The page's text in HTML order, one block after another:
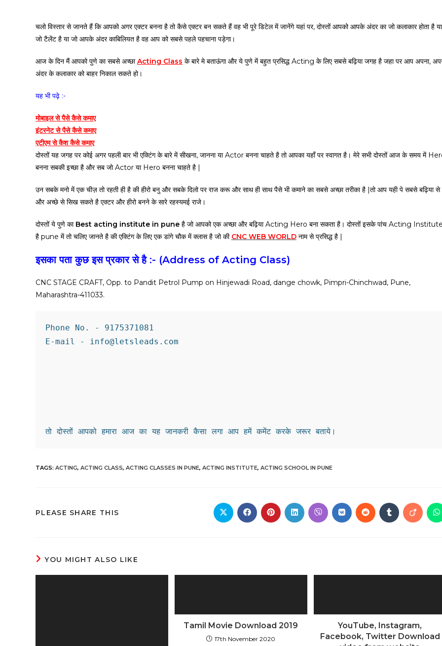
चलो विस्तार से जानते हैं कि आपको अगर एक्टर बनना है तो कैसे एक्टर बन सकते हैं वह भी पूरे डिटेल में जानेंगे यहां पर, दोस्तों आपको आपके अंदर का जो कलाकार होता है या
जो टैलेंट है या जो आपके अंदर काबिलियत है वह आप को सबसे पहले पहचाना पड़ेगा।
आज के दिन मैं आपको पुणे का सबसे अच्छाActing Class के बारे मे बताऊंगा और ये पुणे में बहुत प्रसिद्ध Acting के लिए सबसे बढ़िया जगह है जहा पर आप अपना,
अंदर के कलाकार को बाहर निकाल सकते हो।
यह भी पढ़े :-
मोबाइल से पैसे कैसे कमाए
इंटरनेट से पैसे कैसे कमाए
एटीएम से कैश कैसे कमाए
दोस्तों यह जगह पर कोई अगर पहली बार भी एक्टिंग के बारे में सीखना, जानना या Actor बनना चाहते है तो आपका यहाँ पर स्वागत है। मेरे सभी दोस्तों आज के समय में
बनना सबकी इच्छा है और सब जो Actor या Hero बनना चाहते है |
उन सबके मनो में एक चीज़ तो रहती ही है की हीरो बनु और सबके दिलो पर राज करू और साथ ही साथ पैसे भी कमाने का सबसे अच्छा तरीका है |तो आप यही पे सबसे बढ़िया से
और अच्छे से सिख सकते है एक्टर और हीरो बनने के सारे रहस्यमई राजे।
दोस्तों ये पुणे का Best acting institute in pune है जो आपको एक अच्छा और बढ़िया Acting Hero बना सकता है। दोस्तों इसके पांच Acting
है pune में तो चलिए जानते है की एक्टिंग के लिए एक डांगे चौक में क्लास है जो की CNC WEB WORLD नाम से प्रसिद्ध है |
इसका पता कुछ इस प्रकार से है :- (Address of Acting Class)
CNC STAGE CRAFT, Opp. to Pandit Petrol Pump on Hinjewadi Road, dange chowk, Pimpri-Chinchwad, Pune,
Maharashtra-411033.
Phone No. - 9175371081
E-mail - info@letsleads.com
तो दोस्तों आपको हमारा आज का यह जानकरी कैसा लगा आप हमें कमेंट करके जरूर बताये।
TAGS: ACTING, ACTING CLASS, ACTING CLASSES IN PUNE, ACTING INSTITUTE, ACTING SCHOOL IN PUNE
PLEASE SHARE THIS
YOU MIGHT ALSO LIKE
Tamil Movie Download 2019
17th November 2020
YouTube, Instagram,
Facebook, Twitter Download